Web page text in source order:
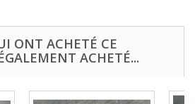
ONT ACHETÉ CE
ACHETÉ...